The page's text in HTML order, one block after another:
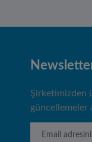
Şirketimizden
güncellemeler
Email